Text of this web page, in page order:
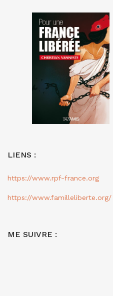
LIENS :
https://www.rpf-france.org
https://www.familleliberte.org/
ME SUIVRE :